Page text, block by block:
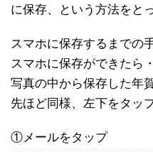
に保存、という方法をと
スマホに保存するまでの
スマホに保存ができたら
写真の中から保存した年
先ほど同様、左下をタッ
①メールをタップ